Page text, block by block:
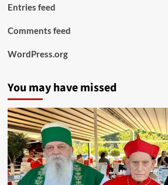
Entries feed
Comments feed
WordPress.org
You may have missed